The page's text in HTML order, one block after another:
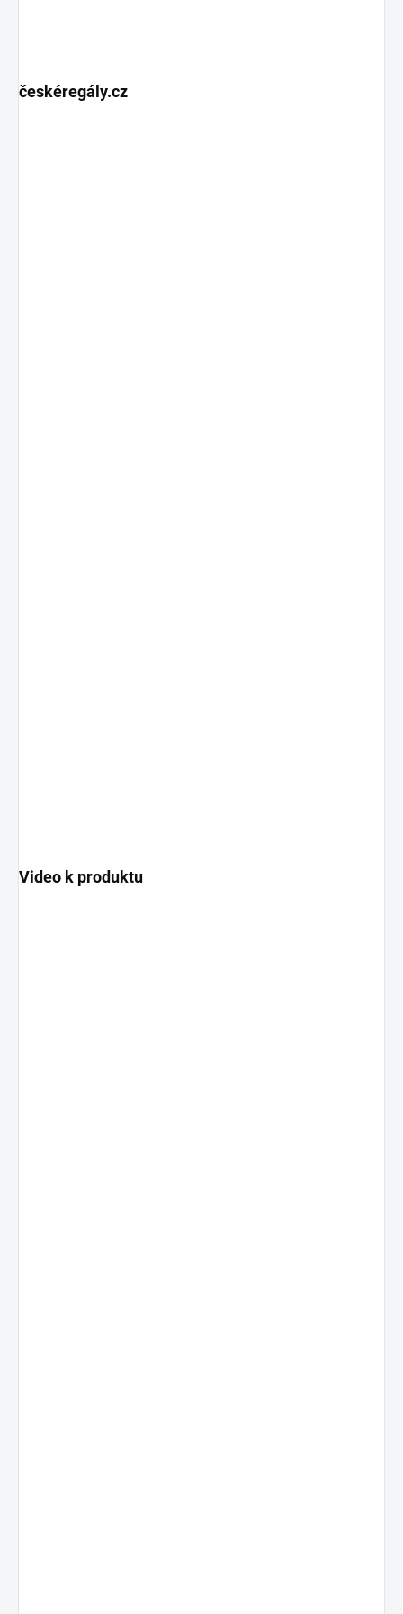
českéregály.cz
Video k produktu